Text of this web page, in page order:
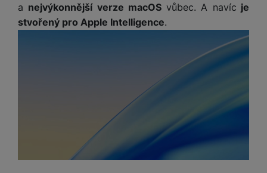
a nejvýkonnější verze macOSvůbec. A navíc je
stvořený pro Apple Intelligence.